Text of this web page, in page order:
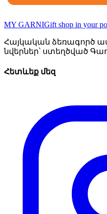
MY GARNIGift shop in your
Հայկական ձեռագործ
նվերներ՝ ստեղծված
Հետևեք մեզ